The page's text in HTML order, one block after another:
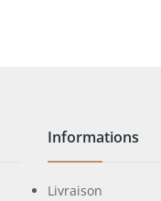
Informations
Livraison